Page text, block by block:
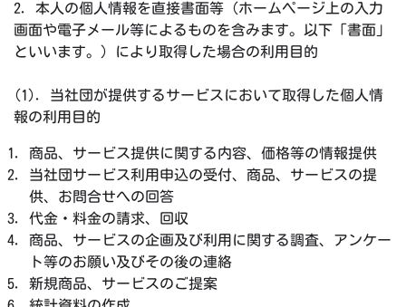
2. 本人の個人情報を直接書面等（ホームページ上の入力
画面や電子メール等によるものを含みます。以下「書面」
といいます。）により取得した場合の利用目的
(1). 当社団が提供するサービスにおいて取得した個人情
報の利用目的
商品、サービス提供に関する内容、価格等の情報提供
当社団サービス利用申込の受付、商品、サービスの提
供、お問合せへの回答
代金・料金の請求、回収
商品、サービスの企画及び利用に関する調査、アンケー
ト等のお願い及びその後の連絡
新規商品、サービスのご提案